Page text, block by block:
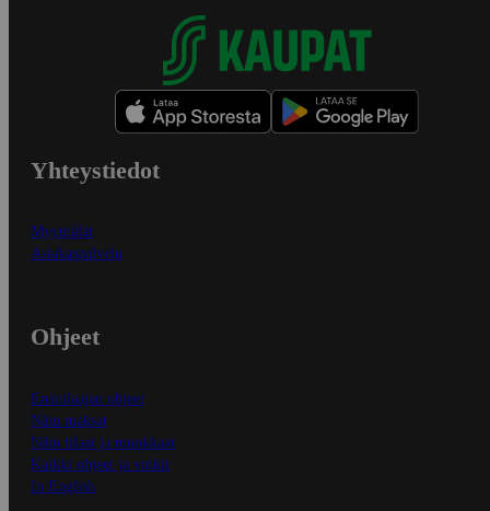
Yhteystiedot
Myymälät
Asiakaspalvelu
Ohjeet
Ensitilaajan ohjeet
Näin maksat
Näin tilaat ja muokkaat
Kaikki ohjeet ja vinkit
In English